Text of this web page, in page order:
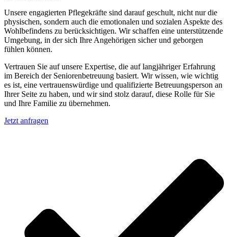
Unsere engagierten Pflegekräfte sind darauf geschult, nicht nur die
physischen, sondern auch die emotionalen und sozialen Aspekte des
Wohlbefindens zu berücksichtigen. Wir schaffen eine unterstützende
Umgebung, in der sich Ihre Angehörigen sicher und geborgen
fühlen können.
Vertrauen Sie auf unsere Expertise, die auf langjähriger Erfahrung
im Bereich der Seniorenbetreuung basiert. Wir wissen, wie wichtig
es ist, eine vertrauenswürdige und qualifizierte Betreuungsperson an
Ihrer Seite zu haben, und wir sind stolz darauf, diese Rolle für Sie
und Ihre Familie zu übernehmen.
Jetzt anfragen